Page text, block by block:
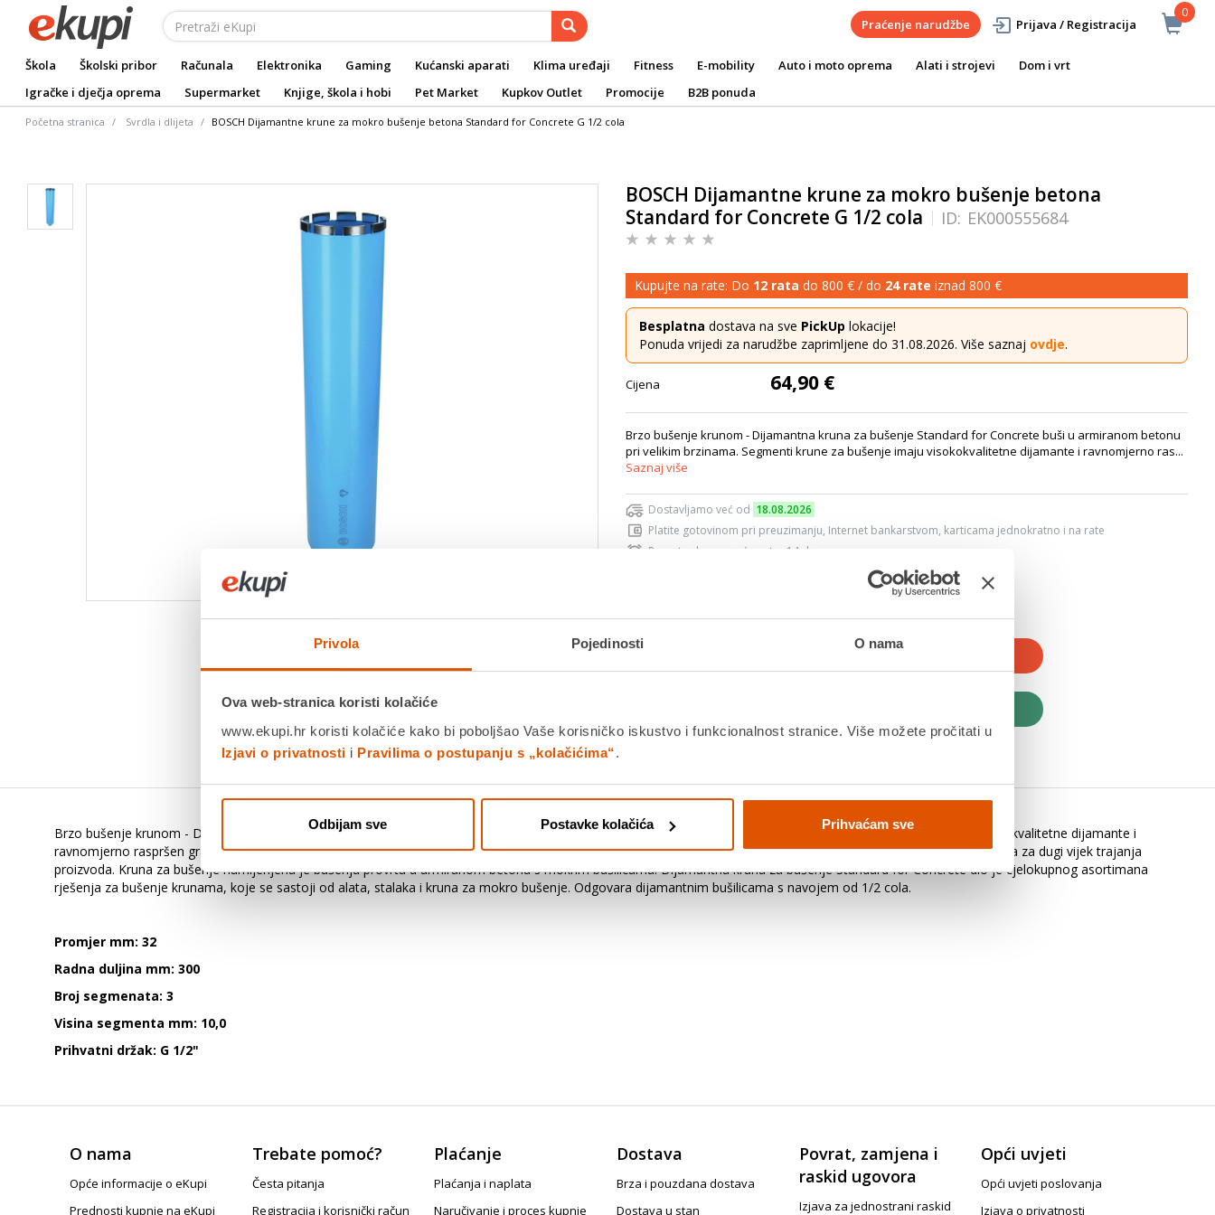
Privola Pojedinosti O nama
Ova web-stranica koristi kolačiće
www.ekupi.hr koristi kolačiće kako bi poboljšao Vaše korisničko iskustvo i funkcionalnost stranice. Više možete pročitati u
Izjavi o privatnosti i Pravilima o postupanju s „kolačićima“.
Odbijam sve Postavke kolačića Prihvaćam sve
0
Praćenje narudžbe Prijava / Registracija
Škola Školski pribor Računala Elektronika Gaming Kućanski aparati Klima uređaji Fitness E-mobility Auto i moto oprema Alati i strojevi
Dom i vrt
Igračke i dječja oprema
Supermarket Knjige, škola i hobi Pet Market Kupkov Outlet Promocije B2B ponuda
Početna stranica Svrdla i dlijeta BOSCH Dijamantne krune za mokro bušenje betona Standard for Concrete G 1/2 cola
BOSCH Dijamantne krune za mokro bušenje betona
Standard for Concrete G 1/2 cola
ID: EK000555684
Kupujte na rate: Do 12 rata do 800 € / do 24 rate iznad 800 €
Besplatna dostava na sve PickUp lokacije!
Ponuda vrijedi za narudžbe zaprimljene do 31.08.2026. Više saznaj ovdje.
Cijena 64,90 €
Brzo bušenje krunom - Dijamantna kruna za bušenje Standard for Concrete buši u armiranom betonu
pri velikim brzinama. Segmenti krune za bušenje imaju visokokvalitetne dijamante i ravnomjerno ras...
Saznaj više
Dostavljamo već od 18.08.2026
Platite gotovinom pri preuzimanju, Internet bankarstvom, karticama jednokratno i na rate
Povrat robe moguć unutar 14 dana
Detalji proizvoda
Brzo bušenje krunom - Dijamantna kruna za bušenje Standard for Concrete buši u armiranom betonu pri velikim brzinama. Segmenti krune za bušenje imaju visokokvalitetne dijamante i
ravnomjerno raspršen granulat za brzi rad. Pored toga, visokokvalitetno lasersko zavarivanje osigurava dodatnu izdržljivost između reznog segmenta i čeličnog tijela za dugi vijek trajanja
proizvoda. Kruna za bušenje namijenjena je bušenju provrta u armiranom betonu s mokrim bušilicama. Dijamantna kruna za bušenje Standard for Concrete dio je cjelokupnog asortimana
rješenja za bušenje krunama, koje se sastoji od alata, stalaka i kruna za mokro bušenje. Odgovara dijamantnim bušilicama s navojem od 1/2 cola.
Promjer mm: 32
Radna duljina mm: 300
Broj segmenata: 3
Visina segmenta mm: 10,0
Prihvatni držak: G 1/2"
O nama
Opće informacije o eKupi
Prednosti kupnje na eKupi
Trebate pomoć?
Česta pitanja
Registracija i korisnički račun
Plaćanje
Plaćanja i naplata
Naručivanje i proces kupnje
Dostava
Brza i pouzdana dostava
Dostava u stan
Povrat, zamjena i
raskid ugovora
Izjava za jednostrani raskid
Opći uvjeti
Opći uvjeti poslovanja
Izjava o privatnosti